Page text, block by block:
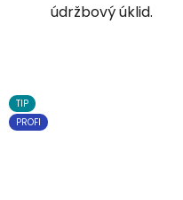
údržbový úklid.
TIP
PROFI